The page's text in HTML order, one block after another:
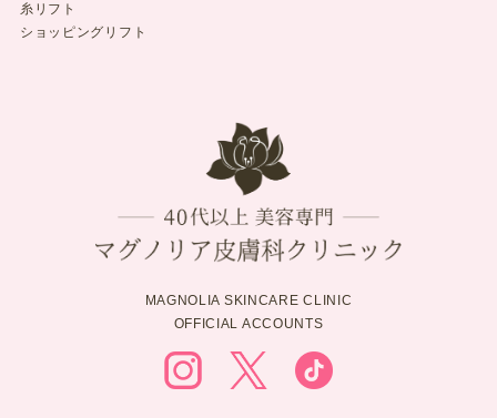
糸リフト
ショッピングリフト
MAGNOLIA SKINCARE CLINIC
OFFICIAL ACCOUNTS